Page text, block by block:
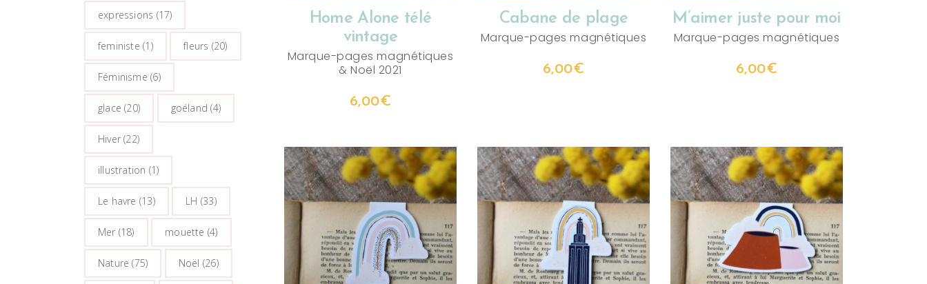
Home Alone télé
vintage
Marque-pages magnétiques
&Noël 2021
6,00€
Cabane de plage
Marque-pages magnétiques
6,00€
M’aimer juste pour moi
Marque-pages magnétiques
6,00€
AJOUTER AU PANIER AJOUTER AU PANIER AJOUTER AU PANIER
expressions (17)
feministe (1) fleurs (20)
Féminisme (6)
glace (20) goéland (4)
Hiver (22)
illustration (1)
Le havre (13) LH (33)
Mer (18) mouette (4)
Nature (75) Noël (26)